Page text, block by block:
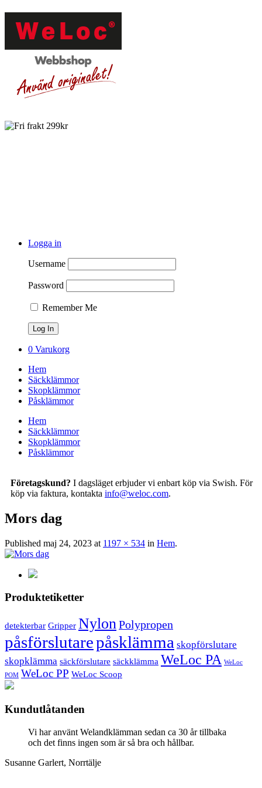
Logga in
Username
Password
Remember Me
0 Varukorg
Hem
Säckklämmor
Skopklämmor
Påsklämmor
Hem
Säckklämmor
Skopklämmor
Påsklämmor
Företagskund? I dagsläget erbjuder vi enbart köp via Swish. För
köp via faktura, kontakta info@weloc.com.
Mors dag
Published maj 24, 2023 at 1197 × 534 in Hem.
Produktetiketter
detekterbar Gripper NylonPolypropen
påsförslutarepåsklämma skopförslutare
skopklämma säckförslutare säckklämma WeLoc PA WeLoc
POM WeLoc PP WeLoc Scoop
Kundutlåtanden
Vi har använt Welandklämman sedan ca 30 år tillbaka
och det finns ingen som är så bra och hållbar.
Susanne Garlert, Norrtälje